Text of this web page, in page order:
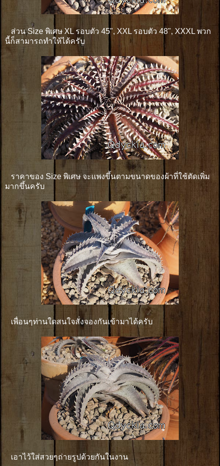
ส่วน Size พิเศษ XL รอบตัว 45", XXL รอบตัว 48", XXXL พวก
นี้ก็สามารถทำให้ได้ครับ
ราคาของ Size พิเศษ จะเเพงขึ้นตามขนาดของผ้าที่ใช้ตัดเพิ่ม
มากขึ้นครับ
เพื่อนๆท่านใดสนใจสั่งจองกันเข้ามาได้ครับ
เอาไว้ใส่สวยๆถ่ายรูปด้วยกันในงาน